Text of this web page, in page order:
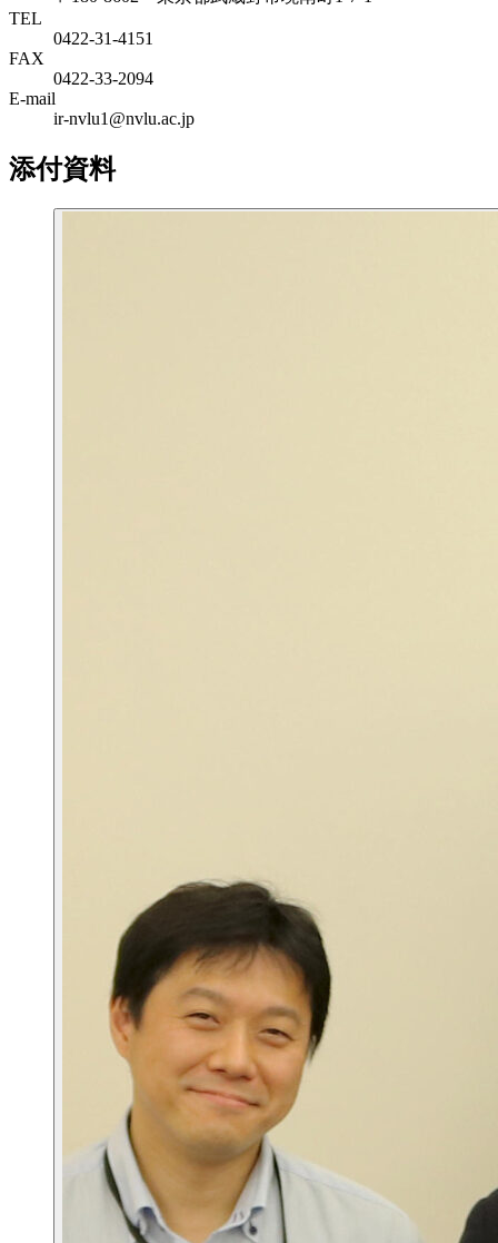
TEL
0422-31-4151
FAX
0422-33-2094
E-mail
ir-nvlu1@nvlu.ac.jp
添付資料